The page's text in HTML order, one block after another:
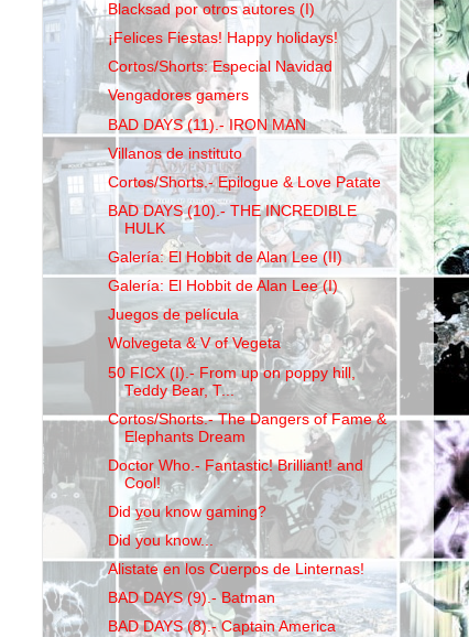
Blacksad por otros autores (I)
¡Felices Fiestas! Happy holidays!
Cortos/Shorts: Especial Navidad
Vengadores gamers
BAD DAYS (11).- IRON MAN
Villanos de instituto
Cortos/Shorts.- Epilogue & Love Patate
BAD DAYS (10).- THE INCREDIBLE
HULK
Galería: El Hobbit de Alan Lee (II)
Galería: El Hobbit de Alan Lee (I)
Juegos de película
Wolvegeta & V of Vegeta
50 FICX (I).- From up on poppy hill,
Teddy Bear, T...
Cortos/Shorts.- The Dangers of Fame &
Elephants Dream
Doctor Who.- Fantastic! Brilliant! and
Cool!
Did you know gaming?
Did you know...
Alistate en los Cuerpos de Linternas!
BAD DAYS (9).- Batman
BAD DAYS (8).- Captain America